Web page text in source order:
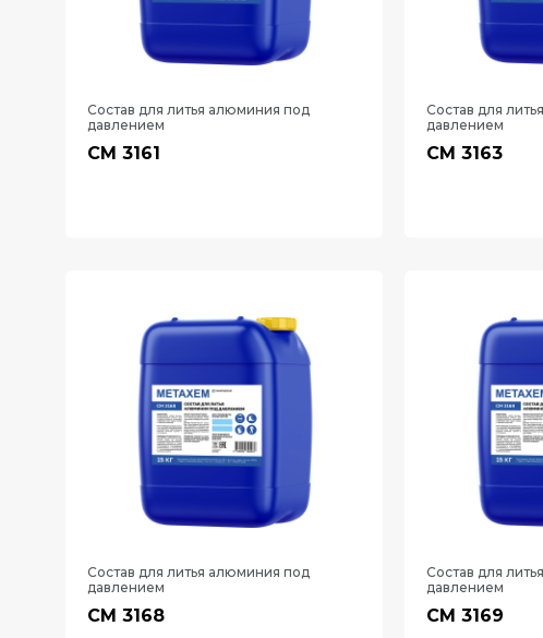
Состав для литья алюминия под
давлением
СМ 3161
Состав для
давлением
СМ 3163
Состав для литья алюминия под
давлением
СМ 3168
Состав для
давлением
СМ 3169